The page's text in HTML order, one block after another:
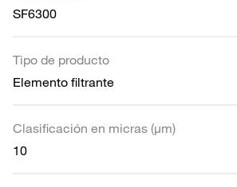
SF6300
Tipo de producto
Elemento filtrante
Clasificación en micras (µm)
10